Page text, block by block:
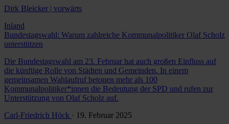
Dirk Bleicker | vorwärts
Inland
Bundestagswahl: Warum zahlreiche Kommunalpolitiker Olaf Scholz
unterstützen
Die Bundestagswahl am 23. Februar hat auch großen Einfluss auf
die künftige Rolle von Städten und Gemeinden. In einem
gemeinsamen Wahlaufruf betonen mehr als 100
Kommunalpolitiker*innen die Bedeutung der SPD und rufen zur
Unterstützung von Olaf Scholz auf.
Carl-Friedrich Höck · 19. Februar 2025